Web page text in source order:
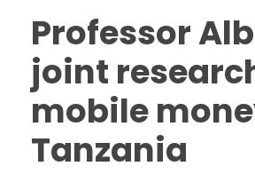
Professor
joint
mobile
Tanzania